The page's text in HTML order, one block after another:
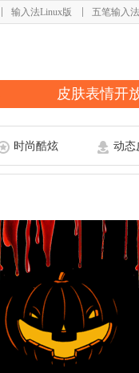
输入法Linux版 五笔输入法
皮肤表情开
时尚酷炫 动态